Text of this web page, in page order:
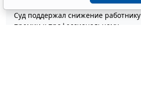
Суд поддержал снижение работнику
премии к профессиональному